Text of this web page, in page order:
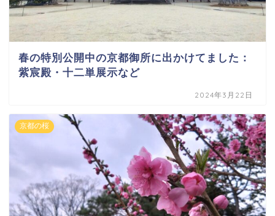
春の特別公開中の京都御所に出かけてました：
紫宸殿・十二単展示など
2024年3月22日
京都の桜